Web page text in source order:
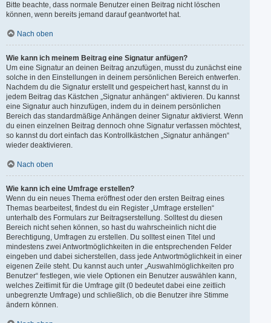
Bitte beachte, dass normale Benutzer einen Beitrag nicht löschen
können, wenn bereits jemand darauf geantwortet hat.
Nach oben
Wie kann ich meinem Beitrag eine Signatur anfügen?
Um eine Signatur an deinen Beitrag anzufügen, musst du zunächst eine
solche in den Einstellungen in deinem persönlichen Bereich entwerfen.
Nachdem du die Signatur erstellt und gespeichert hast, kannst du in
jedem Beitrag das Kästchen „Signatur anhängen“ aktivieren. Du kannst
eine Signatur auch hinzufügen, indem du in deinem persönlichen
Bereich das standardmäßige Anhängen deiner Signatur aktivierst. Wenn
du einen einzelnen Beitrag dennoch ohne Signatur verfassen möchtest,
so kannst du dort einfach das Kontrollkästchen „Signatur anhängen“
wieder deaktivieren.
Nach oben
Wie kann ich eine Umfrage erstellen?
Wenn du ein neues Thema eröffnest oder den ersten Beitrag eines
Themas bearbeitest, findest du ein Register „Umfrage erstellen“
unterhalb des Formulars zur Beitragserstellung. Solltest du diesen
Bereich nicht sehen können, so hast du wahrscheinlich nicht die
Berechtigung, Umfragen zu erstellen. Du solltest einen Titel und
mindestens zwei Antwortmöglichkeiten in die entsprechenden Felder
eingeben und dabei sicherstellen, dass jede Antwortmöglichkeit in einer
eigenen Zeile steht. Du kannst auch unter „Auswahlmöglichkeiten pro
Benutzer“ festlegen, wie viele Optionen ein Benutzer auswählen kann,
welches Zeitlimit für die Umfrage gilt (0 bedeutet dabei eine zeitlich
unbegrenzte Umfrage) und schließlich, ob die Benutzer ihre Stimme
ändern können.